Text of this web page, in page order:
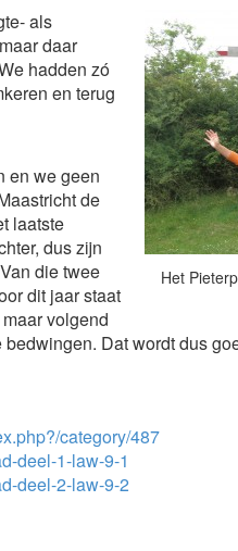
Het
als
daar
hadden zó
en terug
en we geen
de
laatste
dus zijn
die twee
dit jaar staat
volgend
Dat wordt dus
category/487
deel-1-law-9-1
deel-2-law-9-2